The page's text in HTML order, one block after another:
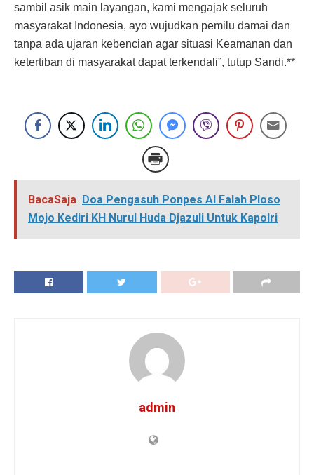
sambil asik main layangan, kami mengajak seluruh
masyarakat Indonesia, ayo wujudkan pemilu damai dan
tanpa ada ujaran kebencian agar situasi Keamanan dan
ketertiban di masyarakat dapat terkendali”, tutup Sandi.**
BacaSaja Doa Pengasuh Ponpes Al Falah Ploso
Mojo Kediri KH Nurul Huda Djazuli Untuk Kapolri
admin